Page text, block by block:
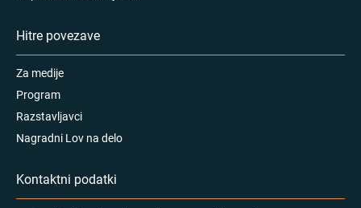
Hitre povezave
Za medije
Program
Razstavljavci
Nagradni Lov na delo
Kontaktni podatki